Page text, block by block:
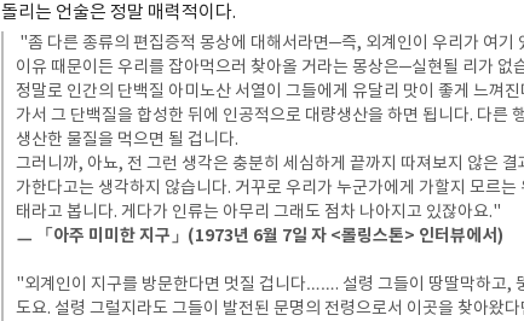
돌리는 언술은 정말 매력적이다.
"좀 다른 종류의 편집증적 몽상에 대해서라면─즉, 외계인이 우리가 여기
이유 때문이든 우리를 잡아먹으러 찾아올 거라는 몽상은─실현될 리가 없
정말로 인간의 단백질 아미노산 서열이 그들에게 유달리 맛이 좋게 느껴
가서 그 단백질을 합성한 뒤에 인공적으로 대량생산을 하면 됩니다. 다른
생산한 물질을 먹으면 될 겁니다.
그러니까, 아뇨, 전 그런 생각은 충분히 세심하게 끝까지 따져보지 않은
가한다고는 생각하지 않습니다. 거꾸로 우리가 누군가에게 가할지 모르
태라고 봅니다. 게다가 인류는 아무리 그래도 점차 나아지고 있잖아요."
ㅡ 「아주 미미한 지구」(1973년 6월 7일 자 <롤링스톤> 인터뷰에서)
"외계인이 지구를 방문한다면 멋질 겁니다……. 설령 그들이 땅딸막하고,
도요. 설령 그럴지라도 그들이 발전된 문명의 전령으로서 이곳을 찾아왔